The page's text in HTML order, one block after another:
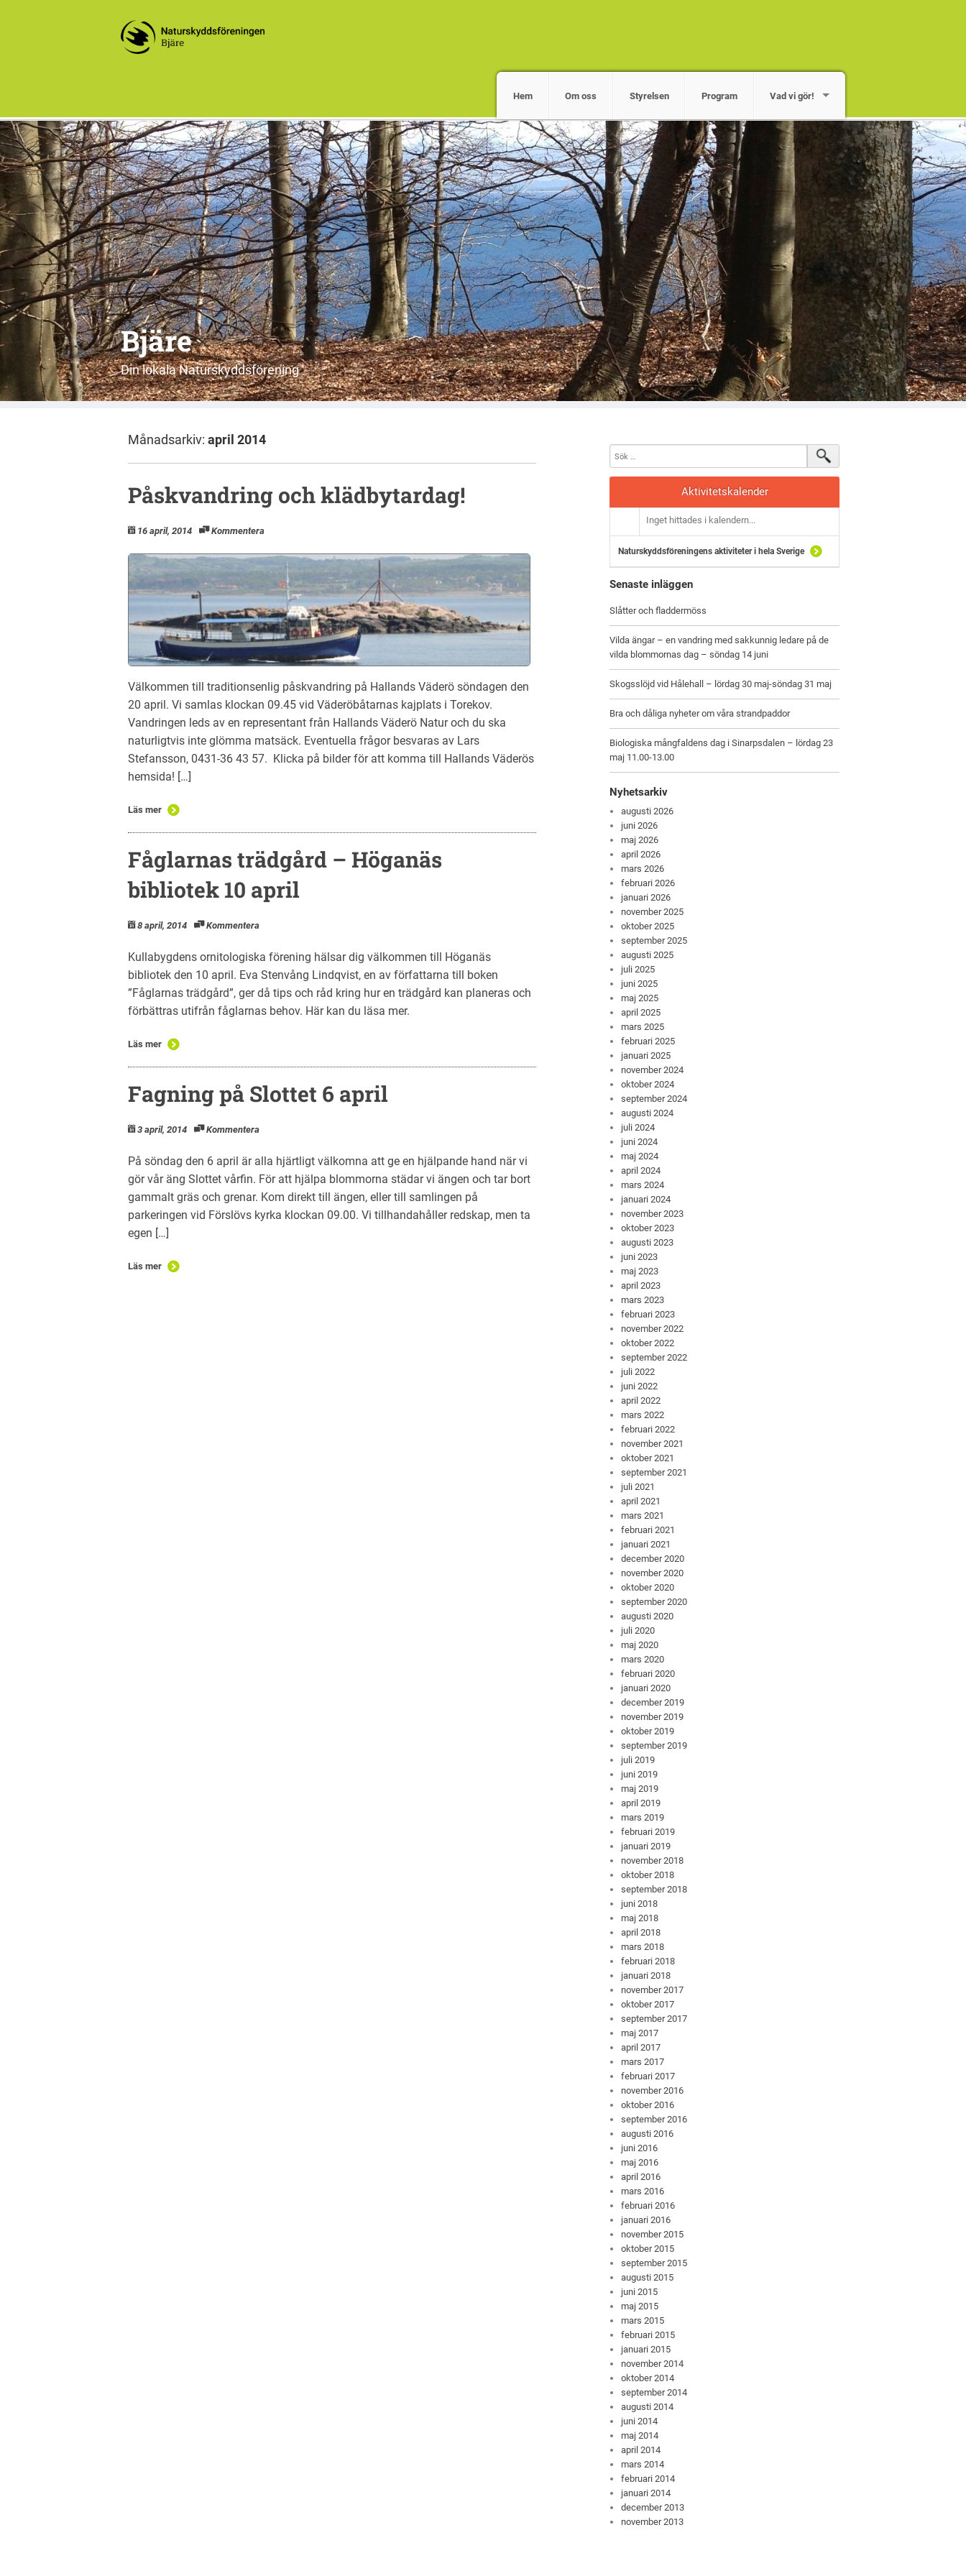
Hem Om oss Styrelsen Program Vad vi gör!
Bjäre
Din lokala Naturskyddsförening
Månadsarkiv: april 2014
Påskvandring och klädbytardag!
16 april, 2014 Kommentera
Välkommen till traditionsenlig påskvandring på Hallands Väderö söndagen den
20 april. Vi samlas klockan 09.45 vid Väderöbåtarnas kajplats i Torekov.
Vandringen leds av en representant från Hallands Väderö Natur och du ska
naturligtvis inte glömma matsäck. Eventuella frågor besvaras av Lars
Stefansson, 0431-36 43 57. Klicka på bilder för att komma till Hallands Väderös
hemsida! […]
Läs mer
Fåglarnas trädgård – Höganäs
bibliotek 10 april
8 april, 2014 Kommentera
Kullabygdens ornitologiska förening hälsar dig välkommen till Höganäs
bibliotek den 10 april. Eva Stenvång Lindqvist, en av författarna till boken
”Fåglarnas trädgård”, ger då tips och råd kring hur en trädgård kan planeras och
förbättras utifrån fåglarnas behov. Här kan du läsa mer.
Läs mer
Fagning på Slottet 6 april
3 april, 2014 Kommentera
På söndag den 6 april är alla hjärtligt välkomna att ge en hjälpande hand när vi
gör vår äng Slottet vårfin. För att hjälpa blommorna städar vi ängen och tar bort
gammalt gräs och grenar. Kom direkt till ängen, eller till samlingen på
parkeringen vid Förslövs kyrka klockan 09.00. Vi tillhandahåller redskap, men ta
egen […]
Läs mer
Aktivitetskalender
Inget hittades i kalendern...
Naturskyddsföreningens aktiviteter i hela Sverige
Senaste inläggen
Slåtter och fladdermöss
Vilda ängar – en vandring med sakkunnig ledare på de
vilda blommornas dag – söndag 14 juni
Skogsslöjd vid Hålehall – lördag 30 maj-söndag 31 maj
Bra och dåliga nyheter om våra strandpaddor
Biologiska mångfaldens dag i Sinarpsdalen – lördag 23
maj 11.00-13.00
Nyhetsarkiv
augusti 2026
juni 2026
maj 2026
april 2026
mars 2026
februari 2026
januari 2026
november 2025
oktober 2025
september 2025
augusti 2025
juli 2025
juni 2025
maj 2025
april 2025
mars 2025
februari 2025
januari 2025
november 2024
oktober 2024
september 2024
augusti 2024
juli 2024
juni 2024
maj 2024
april 2024
mars 2024
januari 2024
november 2023
oktober 2023
augusti 2023
juni 2023
maj 2023
april 2023
mars 2023
februari 2023
november 2022
oktober 2022
september 2022
juli 2022
juni 2022
april 2022
mars 2022
februari 2022
november 2021
oktober 2021
september 2021
juli 2021
april 2021
mars 2021
februari 2021
januari 2021
december 2020
november 2020
oktober 2020
september 2020
augusti 2020
juli 2020
maj 2020
mars 2020
februari 2020
januari 2020
december 2019
november 2019
oktober 2019
september 2019
juli 2019
juni 2019
maj 2019
april 2019
mars 2019
februari 2019
januari 2019
november 2018
oktober 2018
september 2018
juni 2018
maj 2018
april 2018
mars 2018
februari 2018
januari 2018
november 2017
oktober 2017
september 2017
maj 2017
april 2017
mars 2017
februari 2017
november 2016
oktober 2016
september 2016
augusti 2016
juni 2016
maj 2016
april 2016
mars 2016
februari 2016
januari 2016
november 2015
oktober 2015
september 2015
augusti 2015
juni 2015
maj 2015
mars 2015
februari 2015
januari 2015
november 2014
oktober 2014
september 2014
augusti 2014
juni 2014
maj 2014
april 2014
mars 2014
februari 2014
januari 2014
december 2013
november 2013